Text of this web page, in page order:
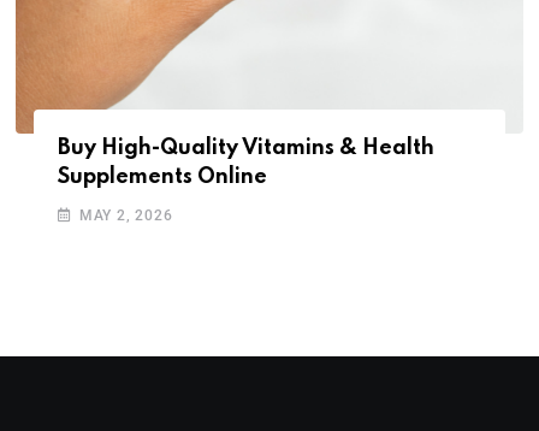
Buy High-Quality Vitamins & Health
Supplements Online
MAY 2, 2026